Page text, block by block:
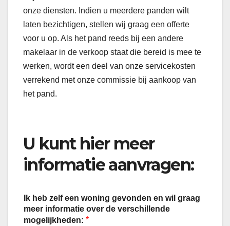
onze diensten. Indien u meerdere panden wilt
laten bezichtigen, stellen wij graag een offerte
voor u op. Als het pand reeds bij een andere
makelaar in de verkoop staat die bereid is mee te
werken, wordt een deel van onze servicekosten
verrekend met onze commissie bij aankoop van
het pand.
U kunt hier meer
informatie aanvragen:
Ik heb zelf een woning gevonden en wil graag
meer informatie over de verschillende
mogelijkheden: *